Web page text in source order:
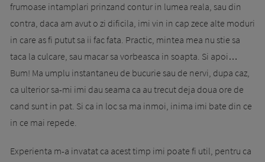
frumoase intamplari prinzand contur in lumea reala, sau din
contra, daca am avut o zi dificila, imi vin in cap zece alte moduri
in care as fi putut sa ii fac fata. Practic, mintea mea nu stie sa
taca la culcare, sau macar sa vorbeasca in soapta. Si apoi…
Bum! Ma umplu instantaneu de bucurie sau de nervi, dupa caz,
ca ulterior sa-mi imi dau seama ca au trecut deja doua ore de
cand sunt in pat. Si ca in loc sa ma inmoi, inima imi bate din ce
in ce mai repede.
Experienta m-a invatat ca acest timp imi poate fi util, pentru ca